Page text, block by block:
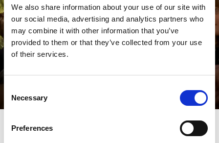
We also share information about your use of our site with
our social media, advertising and analytics partners who
may combine it with other information that you’ve
provided to them or that they’ve collected from your use
of their services.
Selection
Necessary
Preferences
Läs mer
Senast uppdaterad: